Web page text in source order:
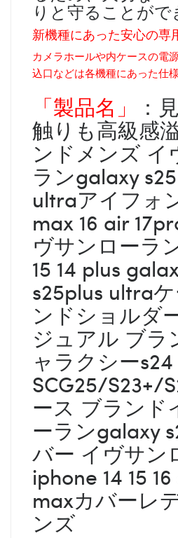
りと守ることがで
新機種にあった安心の専
カメラホールや内ケースの電
込口などは各機種にあった仕
「製品名」 ：
触りも高級感
ンドメンズ イ
ランgalaxy
ultraアイフォ
max 16 air
ヴサンローラ
15 14 plus
s25plus ultra
ンドショルダ
ジュアル ブラ
ャラクシーs24
SCG25/S23+/
ース ブランド
ーランgalaxy
バー イヴサン
iphone 14 15
maxカバーレ
ンズ